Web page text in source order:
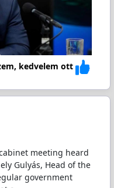
kedvelem ott
meeting heard
Gulyás, Head of the
government